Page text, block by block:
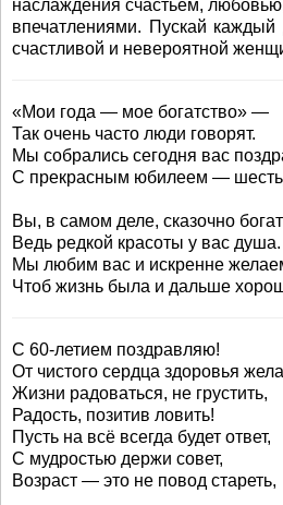
наслаждения счастьем,
впечатлениями. Пускай
счастливой и невероятной
«Мои года — мое богатство» —
Так очень часто люди говорят.
Мы собрались сегодня вас
С прекрасным юбилеем —
Вы, в самом деле, сказочно
Ведь редкой красоты у вас душа.
Мы любим вас и искренне
Чтоб жизнь была и дальше
С 60-летием поздравляю!
От чистого сердца здоровья
Жизни радоваться, не грустить,
Радость, позитив ловить!
Пусть на всё всегда будет ответ,
С мудростью держи совет,
Возраст — это не повод стареть,